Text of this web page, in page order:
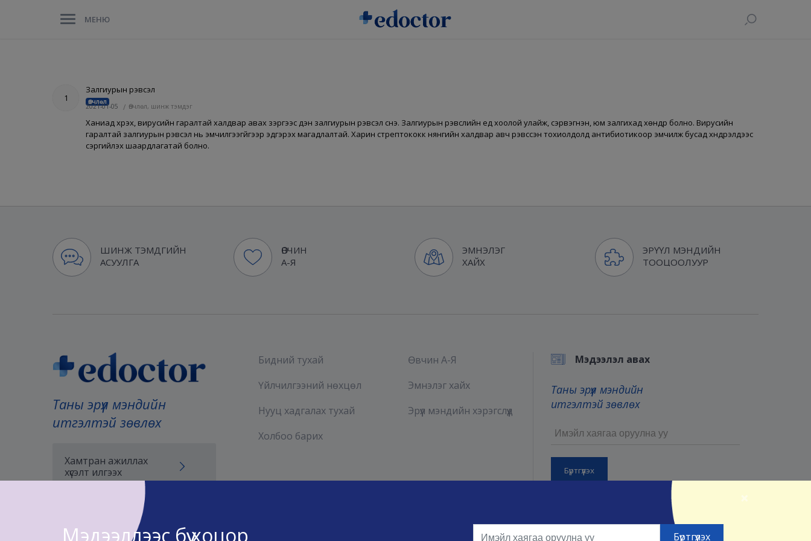
МЕНЮ
1
Залгиурын үрэвсэл
Өвчлөл
2021-01-05 / Өвчлөл, шинж тэмдэг
Ханиад хүрэх, вирусийн гаралтай халдвар авах зэргээс үүдэн залгиурын үрэвсэл үүснэ. Залгиурын үрэвслийн үед хоолой улайж, сэрвэгнэн, юм залгихад хөндүүр болно. Вирусийн
гаралтай залгиурын үрэвсэл нь эмчилгээгүйгээр эдгэрэх магадлалтай. Харин стрептококк нянгийн халдвар авч үрэвссэн тохиолдолд антибиотикоор эмчилж бусад хүндрэлүүдээс
сэргийлэх шаардлагатай болно.
Мэдээллээс бүү хоцор
ШИНЖ ТЭМДГИЙН
АСУУЛГА
ӨВЧИН
А-Я
ЭМНЭЛЭГ
ХАЙХ
ЭРҮҮЛ МЭНДИЙН
ТООЦООЛУУР
Таны эрүүл мэндийн
итгэлтэй зөвлөх
Хамтран ажиллах
хүсэлт илгээх
Бидний тухай
Үйлчилгээний нөхцөл
Нууц хадгалах тухай
Холбоо барих
Өвчин А-Я
Эмнэлэг хайх
Эрүүл мэндийн хэрэгслүүд
Мэдээлэл авах
Таны эрүүл мэндийн
итгэлтэй зөвлөх
Үйлчилгээний нөхцөл
зөвшөөрсөнд тооцно.